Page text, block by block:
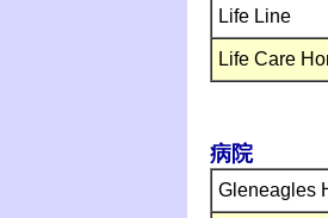
Life Line
Life Care
病院
Gleneagles